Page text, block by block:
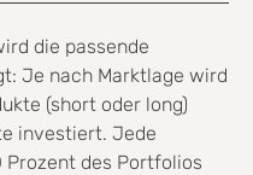
die passende
Je nach Marktlage wird
(short oder long)
investiert. Jede
Prozent des Portfolios